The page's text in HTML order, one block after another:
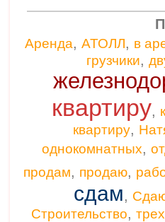
Аренда, АТОЛЛ, в
грузчики,
квартиру,
квартиру,
однокомнатных,
продам, продаю,
сдам,
Строительство,